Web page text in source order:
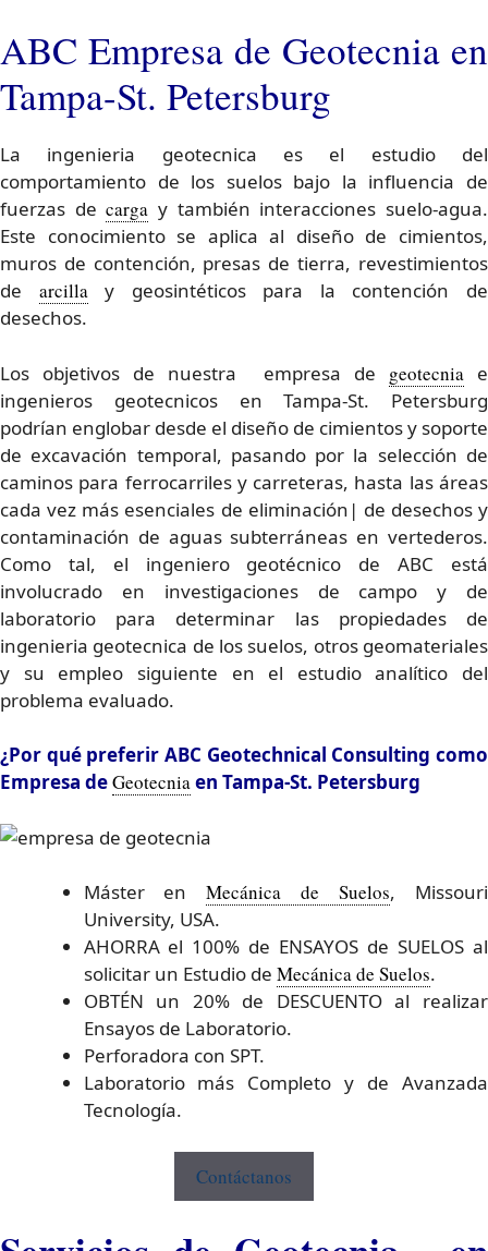
ABC Empresa de Geotecnia en
Tampa-St. Petersburg
La ingenieria geotecnica es el estudio del
comportamiento de los suelos bajo la influencia de
fuerzas decarga y también interacciones suelo-agua.
Este conocimiento se aplica al diseño de cimientos,
muros de contención, presas de tierra, revestimientos
de arcillay geosintéticos para la contención de
desechos.
Los objetivos de nuestra empresa de geotecnia e
ingenieros geotecnicos en Tampa-St. Petersburg
podrían englobar desde el diseño de cimientos y soporte
de excavación temporal, pasando por la selección de
caminos para ferrocarriles y carreteras, hasta las áreas
cada vez más esenciales de eliminación| de desechos y
contaminación de aguas subterráneas en vertederos.
Como tal, el ingeniero geotécnico de ABC está
involucrado en investigaciones de campo y de
laboratorio para determinar las propiedades de
ingenieria geotecnica de los suelos, otros geomateriales
y su empleo siguiente en el estudio analítico del
problema evaluado.
¿Por qué preferir ABC Geotechnical Consulting como
Empresa deGeotecniaen Tampa-St. Petersburg
Máster enMecánica de Suelos, Missouri
University, USA.
AHORRA el 100% de ENSAYOS de SUELOS al
solicitar un Estudio de Mecánica de Suelos.
OBTÉN un 20% de DESCUENTO al realizar
Ensayos de Laboratorio.
Perforadora con SPT.
Laboratorio más Completo y de Avanzada
Tecnología.
Contáctanos